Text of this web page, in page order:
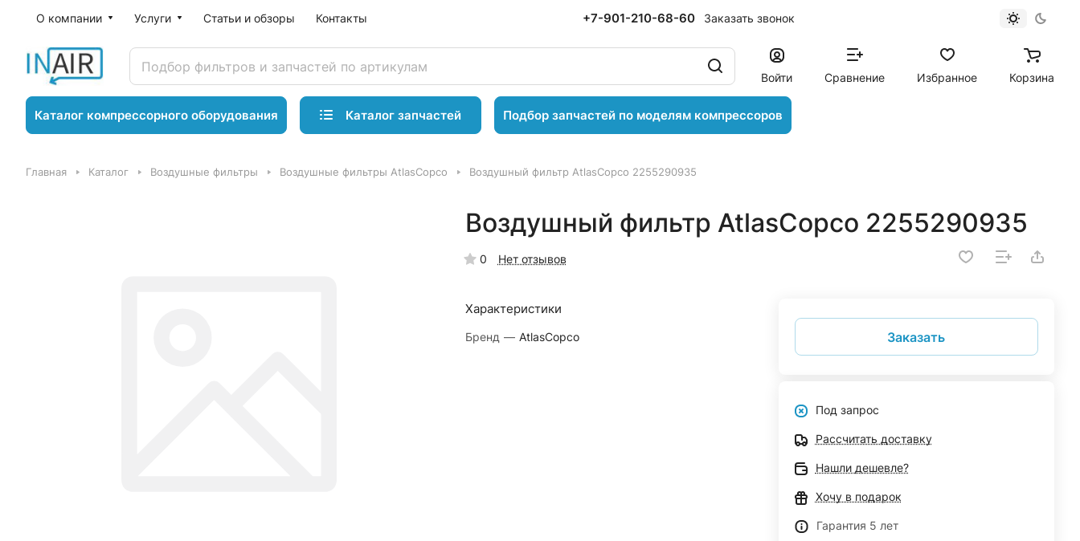
О компании Услуги Статьи и обзоры Контакты +7-901-210-68-60 Заказать звонок
Войти Сравнение Избранное Корзина
Каталог компрессорного оборудования Каталог запчастей Подбор запчастей по моделям компрессоров
Главная Каталог Воздушные фильтры Воздушные фильтры AtlasCopco Воздушный фильтр AtlasCopco 2255290935
Воздушный фильтр AtlasCopco 2255290935
0 Нет отзывов
Характеристики
Бренд — AtlasCopco Заказать
Под запрос
Рассчитать доставку
Нашли дешевле?
Хочу в подарок
Гарантия 5 лет